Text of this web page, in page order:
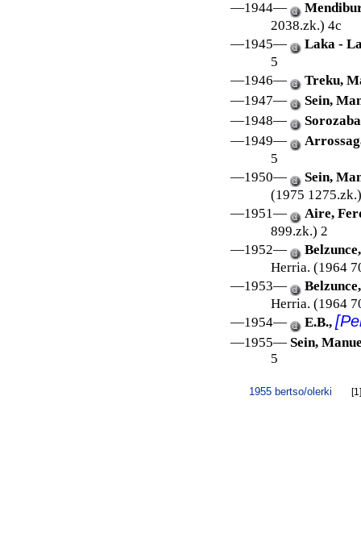
—1944—
2038.zk.) 4c
—1945—
Laka -
5
—1946—
Treku,
—1947—
Sein,
—1948—
—1949—
5
—1950—
Sein,
(1975
—1951—
Aire,
899.zk.) 2
—1952—
Herria. (1964
—1953—
Herria. (1964
—1954—
E.B.,
—1955— Sein,
5
1955 bertso/olerki [1]